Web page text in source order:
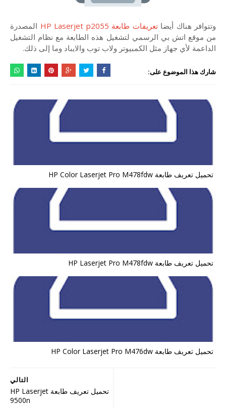
وتتوافر هناك أيضاتعريفات طابعة HP Laserjet p2055
المصدرة
من موقع اتش بي الرسمي لتشغيل هذه الطابعة مع نظام التشغيل
الداعمة لأي جهاز مثل الكمبيوتر ولاب توب والايباد وما إلى ذلك.
شارك هذا الموضوع على:
تحميل تعريف طابعة HP Color Laserjet Pro M478fdw
تحميل تعريف طابعة HP Laserjet Pro M478fdw
تحميل تعريف طابعة HP Color Laserjet Pro M476dw
التالي
تحميل تعريف طابعة HP Laserjet
9500n